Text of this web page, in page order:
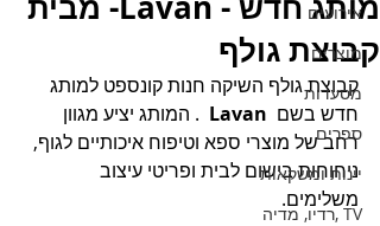
אירועים
מוצרים
מסעדות
ספרים
יינות ומשקאות
TV ,רדיו, מדיה
קבוצת גולף
קבוצת גולף השיקה חנות קונספט למותג
חדש בשם Lavan . המותג יציע מגוון
רחב של מוצרי ספא וטיפוח איכותיים לגוף,
ניחוחות בישום לבית ופריטי עיצוב
משלימים.